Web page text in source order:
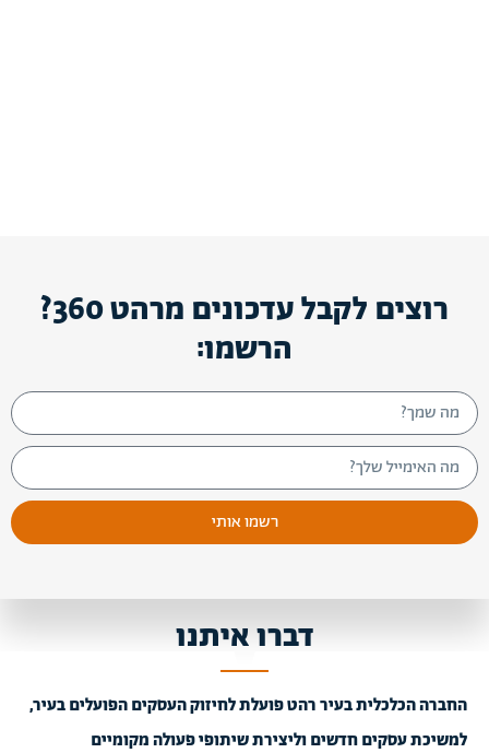
רוצים לקבל עדכונים מרהט 360?
הרשמו:
רשמו אותי
דברו איתנו
החברה הכלכלית בעיר רהט פועלת לחיזוק העסקים הפועלים בעיר,
למשיכת עסקים חדשים וליצירת שיתופי פעולה מקומיים